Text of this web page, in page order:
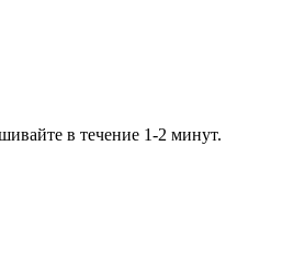
в течение 1-2 минут.